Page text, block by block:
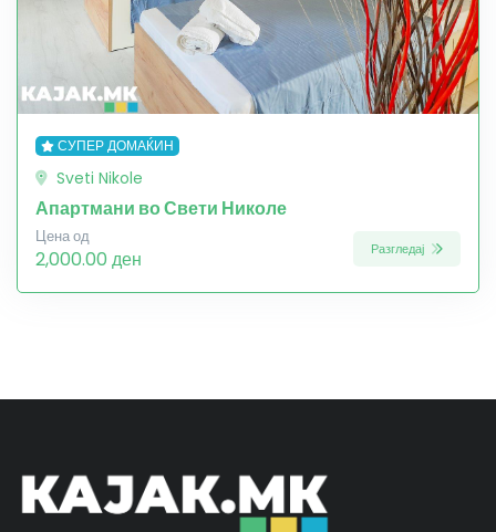
СУПЕР ДОМАЌИН
Sveti Nikole
Апартмани во Свети Николе
Цена од
2,000.00 ден Разгледај